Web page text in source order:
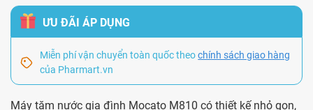
ƯU ĐÃI ÁP DỤNG
Miễn phí vận chuyển toàn quốc theochính sách giao hàng
của Pharmart.vn
Máy tăm nước gia đình Mocato M810 có thiết kế nhỏ gọn,